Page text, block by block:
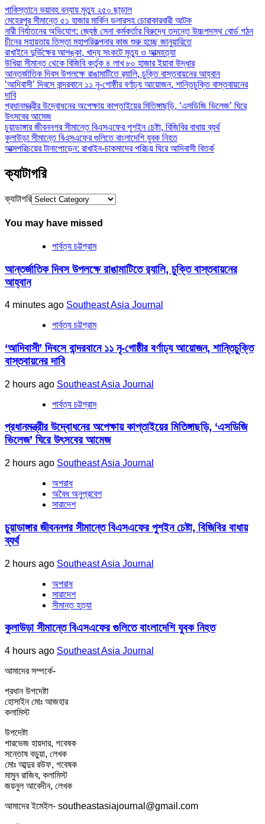
পাকিস্তানে ভয়াবহ বন্যায় মৃত্যু ২৫০ ছাড়াল
মেহেরপুর সীমান্তে ৫১ হাজার মার্কিন ডলারসহ চোরাকারবারী আটক
নারী নির্যাতনের অভিযোগ: জ্যেষ্ঠ সেনা কর্মকর্তার বিরুদ্ধে তদন্তে উচ্চপদস্থ বোর্ড গঠন
চীনের সহায়তায় তিস্তা মহাপরিকল্পনার কাজ শুরু হচ্ছে জানুয়ারিতে
রাখাইনে দুর্ভিক্ষের আশঙ্কা, খাদ্য সংকটে মৃত্যু ও আত্মহত্যা
উখিয়া সীমান্ত থেকে বিজিবি কর্তৃক ৪ লাখ ৮০ হাজার ইয়াবা উদ্ধার
আন্তর্জাতিক দিবস উপলক্ষে রাঙামাটিতে র‌্যালি, চুক্তি বাস্তবায়নের আহ্বান
‘আদিবাসী’ দিবসে বান্দরবানে ১১ নৃ-গোষ্ঠীর বর্ণাঢ্য আয়োজন, শান্তিচুক্তি বাস্তবায়নের
দাবি
প্রধানমন্ত্রীর উদ্বোধনের অপেক্ষায় কাপ্তাইয়ের মিতিঙ্গাছড়ি, ‘এসডিজি ভিলেজ’ ঘিরে
উৎসবের আমেজ
চুয়াডাঙ্গার জীবননগর সীমান্তে বিএসএফের পুশইন চেষ্টা, বিজিবির বাধায় ব্যর্থ
কুলাউড়া সীমান্তে বিএসএফের গুলিতে বাংলাদেশি যুবক নিহত
আত্মপরিচয়ের টানাপোড়েন: রাখাইন-চাকমাদের পরিচয় ঘিরে আদিবাসী বিতর্ক
ক্যাটাগরি
ক্যাটাগরি
You may have missed
পার্বত্য চট্টগ্রাম
আন্তর্জাতিক দিবস উপলক্ষে রাঙামাটিতে র‌্যালি, চুক্তি বাস্তবায়নের
আহ্বান
4 minutes ago Southeast Asia Journal
পার্বত্য চট্টগ্রাম
‘আদিবাসী’ দিবসে বান্দরবানে ১১ নৃ-গোষ্ঠীর বর্ণাঢ্য আয়োজন, শান্তিচুক্তি
বাস্তবায়নের দাবি
2 hours ago Southeast Asia Journal
পার্বত্য চট্টগ্রাম
প্রধানমন্ত্রীর উদ্বোধনের অপেক্ষায় কাপ্তাইয়ের মিতিঙ্গাছড়ি, ‘এসডিজি
ভিলেজ’ ঘিরে উৎসবের আমেজ
2 hours ago Southeast Asia Journal
অপরাধ
অবৈধ অনুপ্রবেশ
সারাদেশ
চুয়াডাঙ্গার জীবননগর সীমান্তে বিএসএফের পুশইন চেষ্টা, বিজিবির বাধায়
ব্যর্থ
2 hours ago Southeast Asia Journal
অপরাধ
সারাদেশ
সীমান্ত হত্যা
কুলাউড়া সীমান্তে বিএসএফের গুলিতে বাংলাদেশি যুবক নিহত
4 hours ago Southeast Asia Journal
আমাদের সম্পর্কে-
প্রধান উপদেষ্টা
হোসাইন মোঃ আজহার
কলামিস্ট
উপদেষ্টা
পারভেজ হায়দার, গবেষক
সন্তোষ বড়ুয়া, লেখক
মোঃ আব্দুর রউফ, গবেষক
মামুন রাজিব, কলামিস্ট
জয়নুল আবেদীন, লেখক
আমাদের ইমেইল- southeastasiajournal@gmail.com